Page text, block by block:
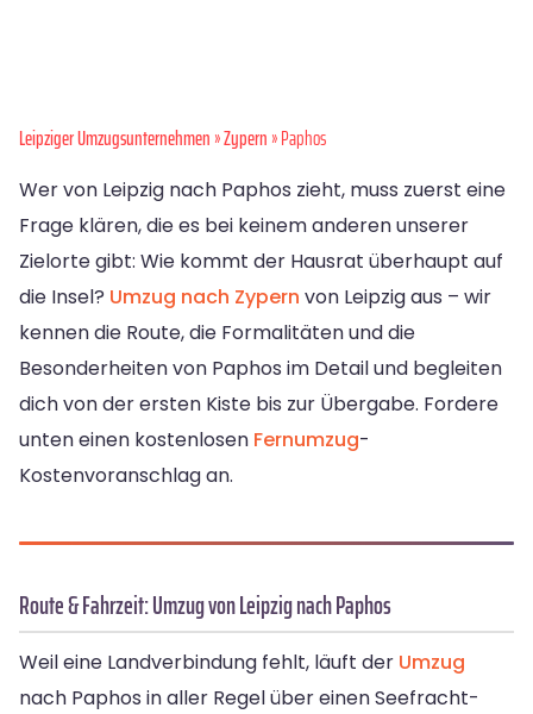
Leipziger Umzugsunternehmen»Zypern» Paphos
Wer von Leipzig nach Paphos zieht, muss zuerst eine
Frage klären, die es bei keinem anderen unserer
Zielorte gibt: Wie kommt der Hausrat überhaupt auf
die Insel? Umzug nach Zypern von Leipzig aus – wir
kennen die Route, die Formalitäten und die
Besonderheiten von Paphos im Detail und begleiten
dich von der ersten Kiste bis zur Übergabe. Fordere
unten einen kostenlosen Fernumzug-
Kostenvoranschlag an.
Route & Fahrzeit: Umzug von Leipzig nach Paphos
Weil eine Landverbindung fehlt, läuft der Umzug
nach Paphos in aller Regel über einen Seefracht-